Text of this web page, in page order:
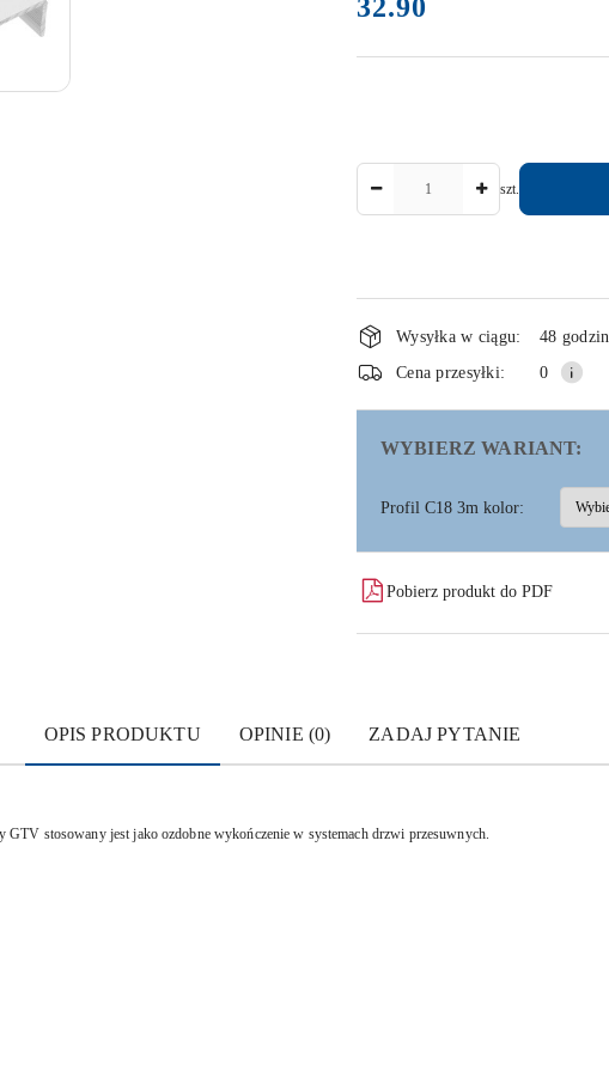
32.90
szt.
Dostępność
i
dostawa
Wysyłka w ciągu:
48 godzin
Cena przesyłki:
0
WYBIERZ WARIANT:
Profil C18 3m kolor:
Pobierz produkt do PDF
OPIS PRODUKTU OPINIE (0) ZADAJ PYTANIE
stosowany jest jako ozdobne wykończenie w systemach drzwi przesuwnych.